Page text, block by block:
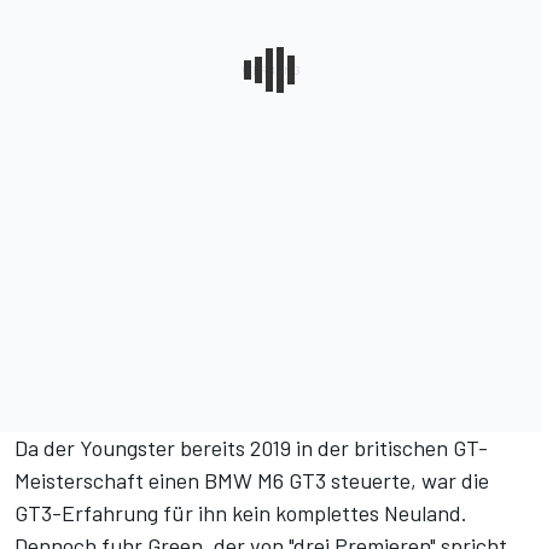
Da der Youngster bereits 2019 in der britischen GT-
Meisterschaft einen BMW M6 GT3 steuerte, war die
GT3-Erfahrung für ihn kein komplettes Neuland.